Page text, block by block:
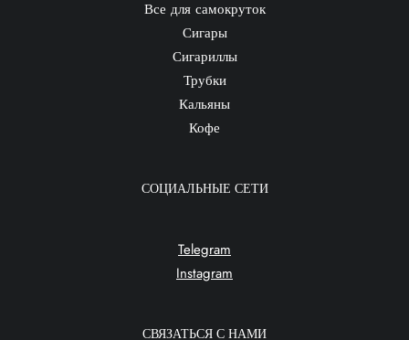
Все для самокруток
Сигары
Сигариллы
Трубки
Кальяны
Кофе
СОЦИАЛЬНЫЕ СЕТИ
Telegram
Instagram
СВЯЗАТЬСЯ С НАМИ